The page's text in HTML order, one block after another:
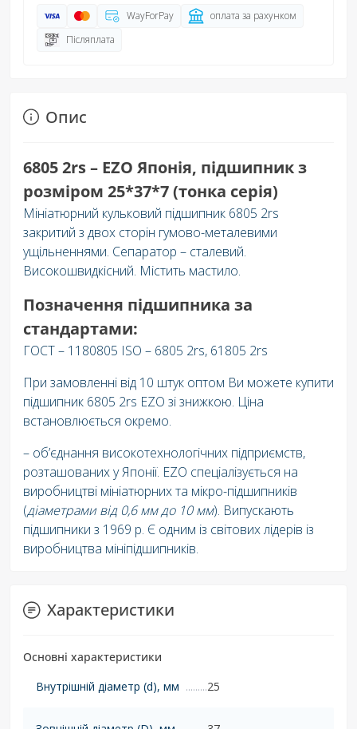
WayForPay
оплата за рахунком
Післяплата
Опис
6805 2rs – EZO Японія, підшипник з
розміром 25*37*7(тонка серія)
Мініатюрний кульковий підшипник 6805 2rs
закритий з двох сторін гумово-металевими
ущільненнями. Сепаратор – сталевий.
Високошвидкісний. Містить мастило.
Позначення підшипника за
стандартами:
ГОСТ – 1180805 ISO – 6805 2rs, 61805 2rs
При замовленні від 10 штук оптом Ви можете купити
підшипник 6805 2rs EZO зі знижкою. Ціна
встановлюється окремо.
– об’єднання високотехнологічних підприємств,
розташованих у Японії. EZO спеціалізується на
виробництві мініатюрних та мікро-підшипників
(діаметрами від 0,6 мм до 10 мм). Випускають
підшипники з 1969 р. Є одним із світових лідерів із
виробництва мініпідшипників.
Характеристики
Основні характеристики
Внутрішній діаметр (d), мм
25